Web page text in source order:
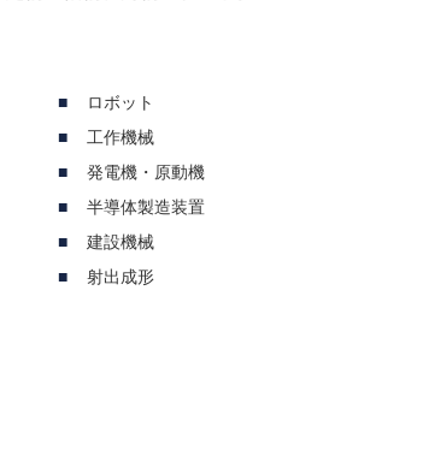
ロボット
工作機械
発電機・原動機
半導体製造装置
建設機械
射出成形